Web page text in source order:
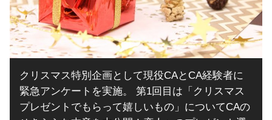
クリスマス特別企画として現役CAとCA経験者に
緊急アンケートを実施。 第1回目は「クリスマス
プレゼントでもらって嬉しいもの」についてCAの